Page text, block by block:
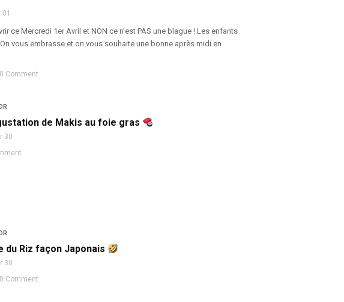
01
ce Mercredi 1er Avril et NON ce n’est PAS une blague ! Les enfants
vous embrasse et on vous souhaite une bonne après midi en
0 Comment
de Makis au foie gras
30
du Riz façon Japonais
30
0 Comment